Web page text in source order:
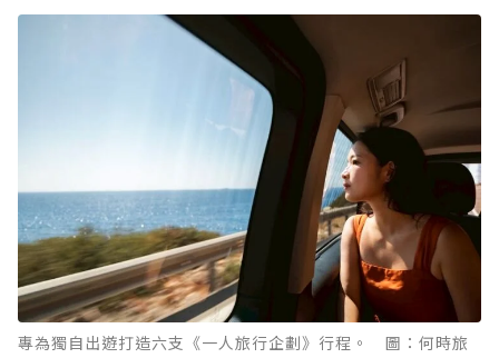
專為獨自出遊打造六支《一人旅行企劃》行程。 圖：何時旅